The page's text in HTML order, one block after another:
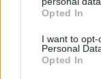
grant or deny
use your data for
consent section.
Opted In
I want to
Personal
Opted In